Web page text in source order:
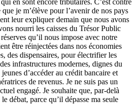
en sont encore tributaires. C’est contre
je m’élève pour l’avenir de nos pays
leur expliquer demain que nous avons
nourri les caisses du Trésor Public
qu’il nous impose avec notre
être réinjectées dans nos économies
des dispensaires, pour électrifier les
infrastructures modernes, dignes du
d’accéder au crédit bancaire et
de revenus. Je ne suis pas un
engagé. Je souhaite que, par-delà
débat, parce qu’il dépasse ma seule